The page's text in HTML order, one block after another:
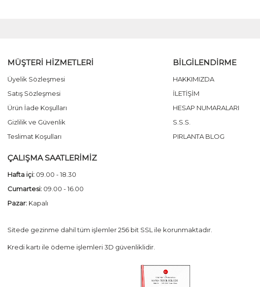
MÜŞTERİ HİZMETLERİ
Üyelik Sözleşmesi
Satış Sözleşmesi
Ürün İade Koşulları
Gizlilik ve Güvenlik
Teslimat Koşulları
ÇALIŞMA SAATLERİMİZ
Hafta içi: 09.00 - 18.30
Cumartesi: 09.00 - 16.00
Pazar: Kapalı
BİLGİLENDİRME
HAKKIMIZDA
İLETİŞİM
HESAP NUMARALARI
S.S.S.
PIRLANTA BLOG
Sitede gezinme dahil tüm işlemler 256 bit SSL ile korunmaktadır.
Kredi kartı ile ödeme işlemleri 3D güvenliklidir.